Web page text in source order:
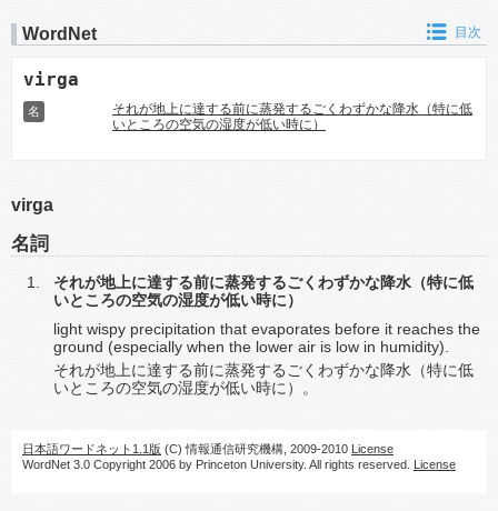
WordNet 目次
virga
名
それが地上に達する前に蒸発するごくわずかな降水（特に低
いところの空気の湿度が低い時に）
virga
名詞
それが地上に達する前に蒸発するごくわずかな降水（特に低
いところの空気の湿度が低い時に）
light wispy precipitation that evaporates before it reaches the
ground (especially when the lower air is low in humidity).
それが地上に達する前に蒸発するごくわずかな降水（特に低
いところの空気の湿度が低い時に）。
日本語ワードネット1.1版 (C) 情報通信研究機構, 2009-2010 License
WordNet 3.0 Copyright 2006 by Princeton University. All rights reserved. License